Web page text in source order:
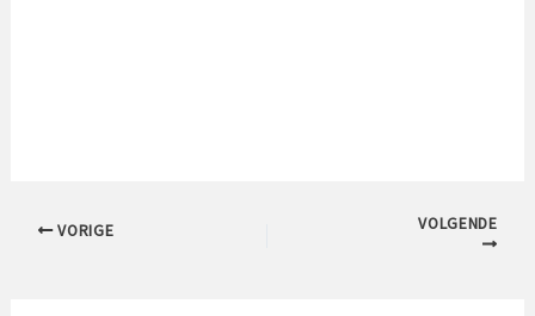
VORIGE VOLGENDE